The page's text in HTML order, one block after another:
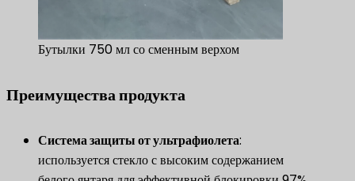
Бутылки 750 мл со сменным верхом
Преимущества продукта
Система защиты от ультрафиолета:
используется стекло с высоким содержанием